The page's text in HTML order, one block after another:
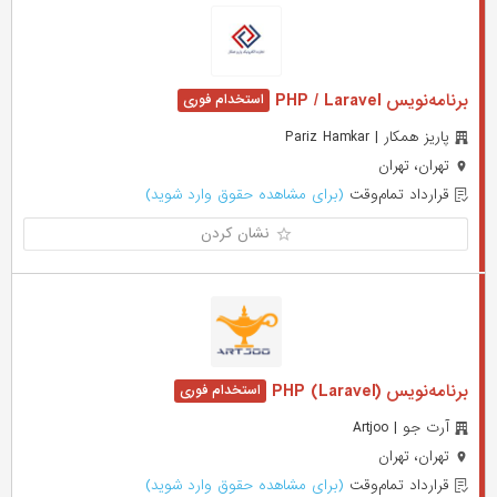
برنامه‌نویس PHP / Laravel
پاریز همکار | Pariz Hamkar
تهران، تهران
قرارداد تمام‌وقت (برای مشاهده حقوق وارد شوید)
نشان کردن
برنامه‌نویس PHP (Laravel)
آرت جو | Artjoo
تهران، تهران
قرارداد تمام‌وقت (برای مشاهده حقوق وارد شوید)